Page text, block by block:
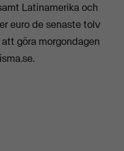
Latinamerika och
euro de senaste tolv
göra morgondagen